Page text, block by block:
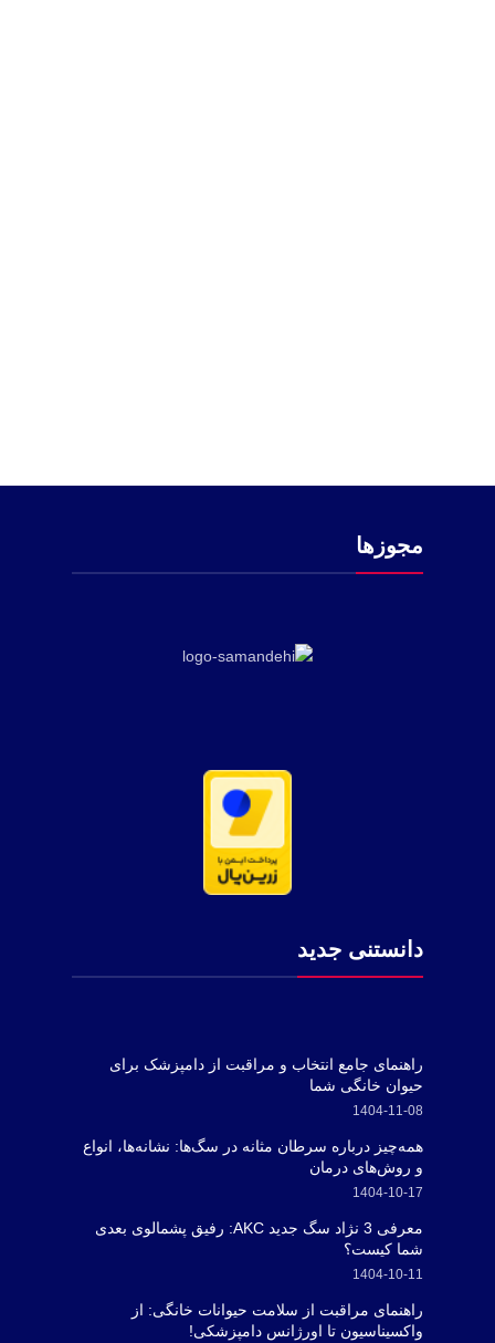
مجوزها
دانستنی جدید
راهنمای جامع انتخاب و مراقبت از دامپزشک برای
حیوان خانگی شما
1404-11-08
همه‌چیز درباره سرطان مثانه در سگ‌ها: نشانه‌ها، انواع
و روش‌های درمان
1404-10-17
معرفی 3 نژاد سگ جدید AKC: رفیق پشمالوی بعدی
شما کیست؟
1404-10-11
راهنمای مراقبت از سلامت حیوانات خانگی: از
واکسیناسیون تا اورژانس دامپزشکی!